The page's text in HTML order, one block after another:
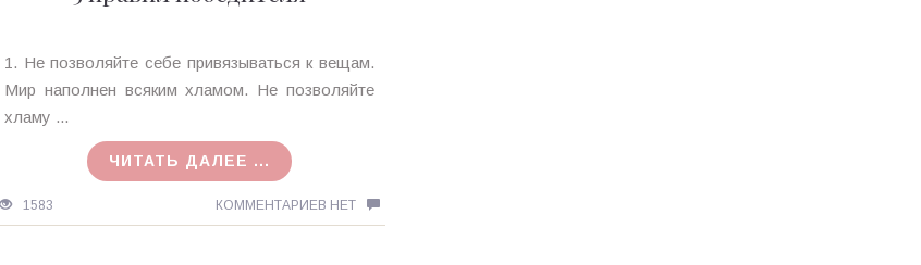
Ирина
MagicTantra
28.10.2015
1. Не позволяйте себе привязываться к вещам.
Мир наполнен всяким хламом. Не позволяйте
хламу ...
ЧИТАТЬ ДАЛЕЕ ...
1583 КОММЕНТАРИЕВ НЕТ